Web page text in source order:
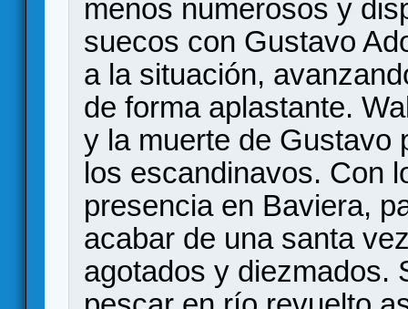
menos numerosos y
suecos con Gustavo
a la situación,
de forma aplastante.
y la muerte de Gustavo
los escandinavos. Con
presencia en Baviera,
acabar de una santa
agotados y diezmados.